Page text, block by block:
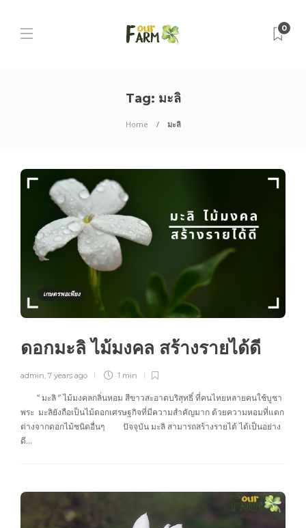
0
Tag: มะลิ
Home มะลิ
เกษตรพอเพียง
ดอกมะลิ ไม้มงคล สร้างรายได้ดี
admin, 7 years ago 1 min
“ มะลิ ” ไม้มงคลกลิ่นหอม สีขาวสะอาดบริสุทธิ์ ที่คนไทยหลายคนใช้บูชา
พระ มะลิยังถือเป็นไม้ดอกเศรษฐกิจที่มีความสำคัญมาก ด้วยความหอมที่แตก
ต่างจากดอกไม้ชนิดอื่นๆ ปัจจุบัน มะลิ สามารถสร้างรายได้ ได้เป็นอย่าง
ดี…